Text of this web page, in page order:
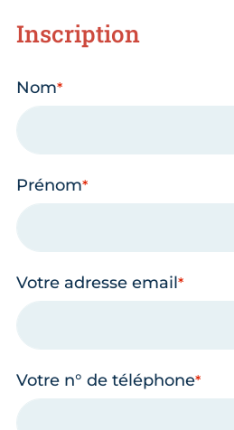
Inscription
Nom
Prénom
Votre adresse email
Votre n° de téléphone